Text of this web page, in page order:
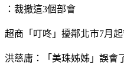
：裁撤這3個部會
超商「叮咚」擾鄰北市7月起
洪慈庸：「美珠姊姊」誤會